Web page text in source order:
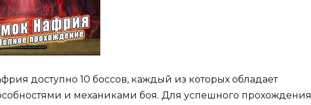
доступно 10 боссов, каждый из которых обладает
и механиками боя. Для успешного прохождения